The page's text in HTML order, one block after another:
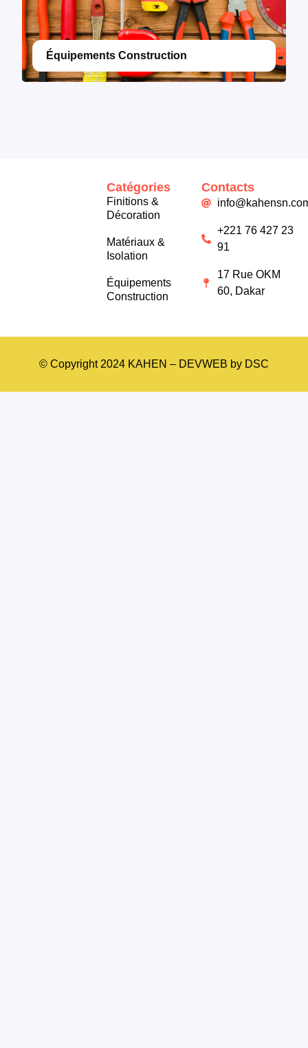
Équipements Construction
Catégories
Finitions &
Décoration
Matériaux &
Isolation
Équipements
Construction
Contacts
+221 76 427 23
91
17 Rue OKM
60, Dakar
© Copyright 2024 KAHEN – DEVWEB by DSC